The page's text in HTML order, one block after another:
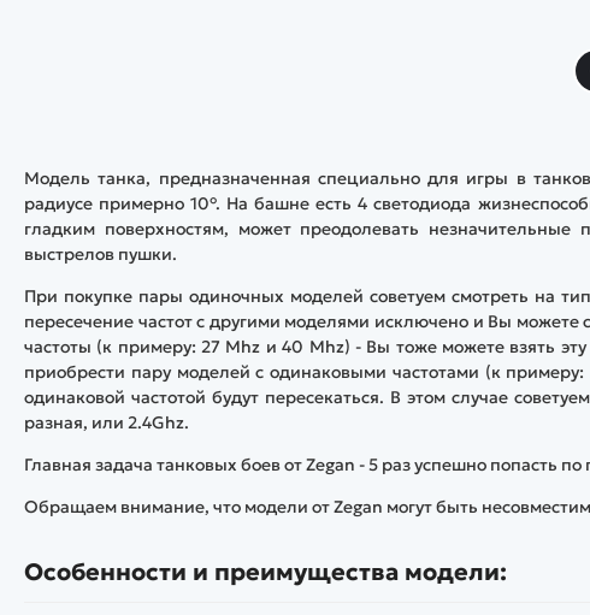
Модель танка, предназначенная специально для игры в
радиусе примерно 10°. На башне есть 4 светодиода
гладким поверхностям, может преодолевать незначительные
выстрелов пушки.
При покупке пары одиночных моделей советуем смотреть на
пересечение частот с другими моделями исключено и Вы
частоты (к примеру: 27 Mhz и 40 Mhz) - Вы тоже можете взять
приобрести пару моделей с одинаковыми частотами (к
одинаковой частотой будут пересекаться. В этом случае
разная, или 2.4Ghz.
Главная задача танковых боев от Zegan - 5 раз успешно попасть
Обращаем внимание, что модели от Zegan могут быть
Особенности и преимущества модели: